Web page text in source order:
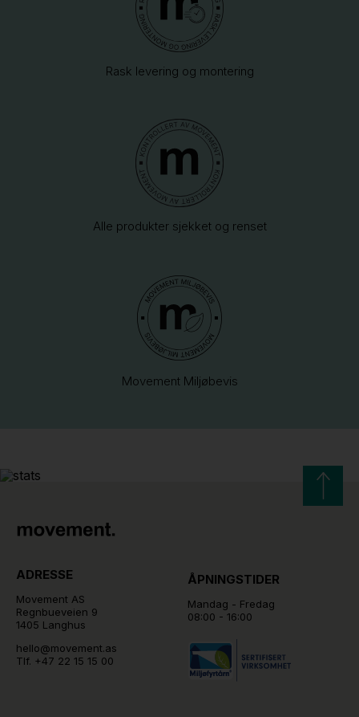
Rask levering og montering
Alle produkter sjekket og renset
Movement Miljøbevis
ADRESSE
Movement AS
Regnbueveien 9
1405 Langhus
hello@movement.as
Tlf. +47 22 15 15 00
ÅPNINGSTIDER
Mandag - Fredag
08:00 - 16:00